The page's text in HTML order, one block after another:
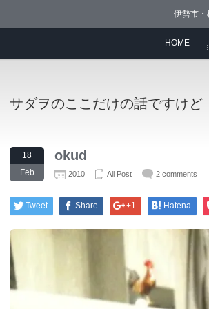
伊勢市・
HOME
サダヲのここだけの話ですけど
18
Feb
okud
2010 All Post 2 comments
Tweet Share +1 Hatena